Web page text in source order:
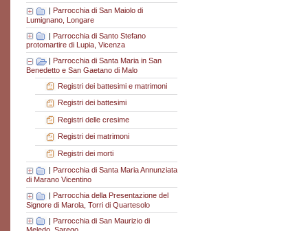
| Parrocchia di San Maiolo di
Lumignano, Longare
| Parrocchia di Santo Stefano
protomartire di Lupia, Vicenza
| Parrocchia di Santa Maria in San
Benedetto e San Gaetano di Malo
Registri dei battesimi e matrimoni
Registri dei battesimi
Registri delle cresime
Registri dei matrimoni
Registri dei morti
Parrocchia di Santa Maria Annunziata
di Marano Vicentino
| Parrocchia della Presentazione del
Signore di Marola, Torri di Quartesolo
| Parrocchia di San Maurizio di